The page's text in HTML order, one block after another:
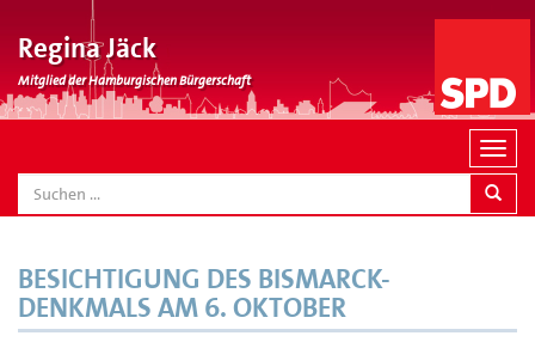
Regina Jäck
Mitglied der Hamburgischen Bürgerschaft
N
a
v
SEARCH
BESICHTIGUNG DES BISMARCK-
DENKMALS AM 6. OKTOBER